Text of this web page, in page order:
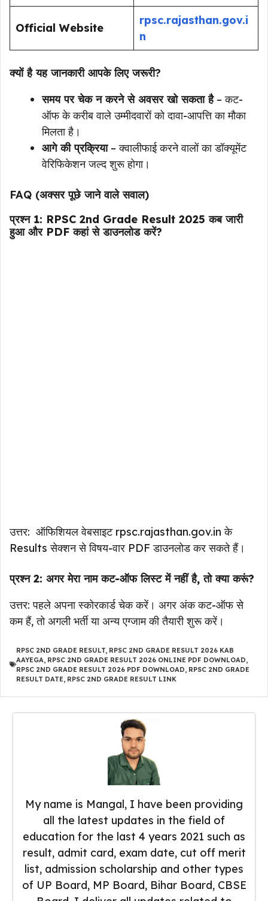
Official Website
rpsc.rajasthan.gov.i
n
क्यों है यह जानकारी आपके लिए जरूरी?
समय पर चेक न करने से अवसर खो सकता है– कट-
ऑफ के करीब वाले उम्मीदवारों को दावा-आपत्ति का मौका
मिलता है।
आगे की प्रक्रिया– क्वालीफाई करने वालों का डॉक्यूमेंट
वेरिफिकेशन जल्द शुरू होगा।
FAQ (अक्सर पूछे जाने वाले सवाल)
प्रश्न 1: RPSC 2nd Grade Result 2025 कब जारी
हुआ और PDF कहां से डाउनलोड करें?
उत्तर: ऑफिशियल वेबसाइट rpsc.rajasthan.gov.in के
Results सेक्शन से विषय-वार PDF डाउनलोड कर सकते हैं।
प्रश्न 2: अगर मेरा नाम कट-ऑफ लिस्ट में नहीं है, तो क्या करूं?
उत्तर: पहले अपना स्कोरकार्ड चेक करें। अगर अंक कट-ऑफ से
कम हैं, तो अगली भर्ती या अन्य एग्जाम की तैयारी शुरू करें।
RPSC 2ND GRADE RESULT RPSC 2ND GRADE RESULT 2026 KAB
AAYEGA RPSC 2ND GRADE RESULT 2026 ONLINE PDF DOWNLOAD
RPSC 2ND GRADE RESULT 2026 PDF DOWNLOAD RPSC 2ND GRADE
RESULT DATE RPSC 2ND GRADE RESULT LINK
My name is Mangal, I have been providing
all the latest updates in the field of
education for the last 4 years 2021 such as
result, admit card, exam date, cut off merit
list, admission scholarship and other types
of UP Board, MP Board, Bihar Board, CBSE